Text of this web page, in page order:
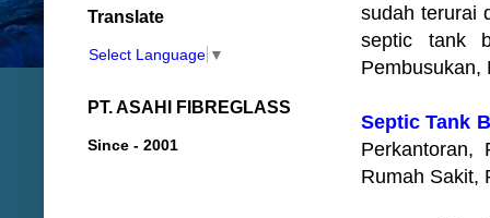
sudah terurai
septic tank
Pembusukan,
Septic Tank
Perkantoran,
Rumah Sakit,
Translate
Select Language ▼
PT. ASAHI FIBREGLASS
Since - 2001